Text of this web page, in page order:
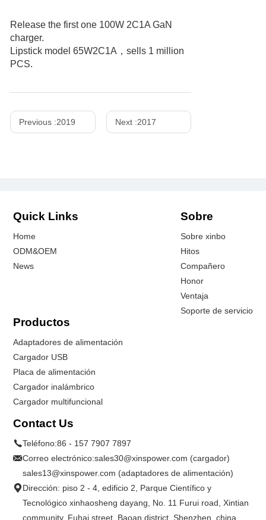
Release the first one 100W 2C1A GaN
charger.
Lipstick model 65W2C1A，sells 1 million
PCS.
Previous :2019 Next :2017
Quick Links
Home
ODM&OEM
News
Sobre
Sobre xinbo
Hitos
Compañero
Honor
Ventaja
Soporte de servicio
Productos
Adaptadores de alimentación
Cargador USB
Placa de alimentación
Cargador inalámbrico
Cargador multifuncional
Contact Us
Teléfono:86 - 157 7907 7897
Correo electrónico:sales30@xinspower.com (cargador)
sales13@xinspower.com (adaptadores de alimentación)
Dirección: piso 2 - 4, edificio 2, Parque Científico y
Tecnológico xinhaosheng dayang, No. 11 Furui road, Xintian
community, Fuhai street, Baoan district. Shenzhen, china.